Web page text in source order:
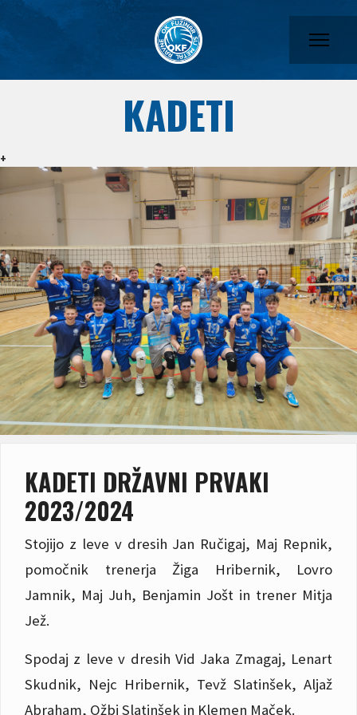
KADETI
+
KADETI DRŽAVNI PRVAKI
2023/2024
Stojijo z leve v dresih Jan Ručigaj, Maj Repnik,
pomočnik trenerja Žiga Hribernik, Lovro
Jamnik, Maj Juh, Benjamin Jošt in trener Mitja
Jež.
Spodaj z leve v dresih Vid Jaka Zmagaj, Lenart
Skudnik, Nejc Hribernik, Tevž Slatinšek, Aljaž
Abraham, Ožbi Slatinšek in Klemen Maček.